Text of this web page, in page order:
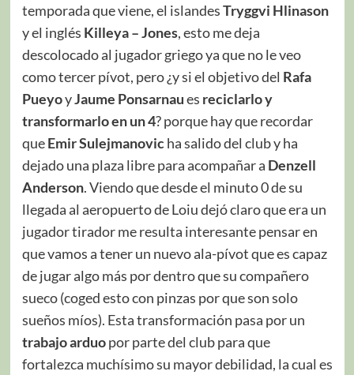
temporada que viene, el islandesTryggvi Hlinason
y el inglés Killeya – Jones, esto me deja
descolocado al jugador griego ya que no le veo
como tercer pívot, pero ¿y si el objetivo del Rafa
PueyoyJaume Ponsarnaues reciclarlo y
transformarlo en un 4? porque hay que recordar
queEmir Sulejmanovicha salido del club y ha
dejado una plaza libre para acompañar a Denzell
Anderson. Viendo que desde el minuto 0 de su
llegada al aeropuerto de Loiu dejó claro que era un
jugador tirador me resulta interesante pensar en
que vamos a tener un nuevo ala-pívot que es capaz
de jugar algo más por dentro que su compañero
sueco (coged esto con pinzas por que son solo
sueños míos). Esta transformación pasa por un
trabajo arduopor parte del club para que
fortalezca muchísimo su mayor debilidad, la cual es